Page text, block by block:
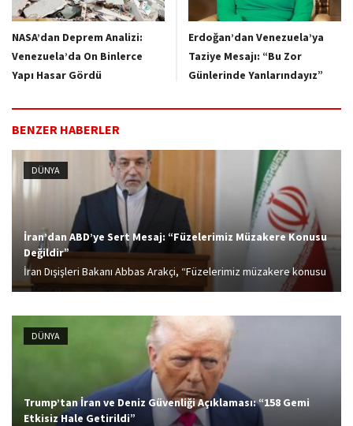
NASA’dan Deprem Analizi:
Venezuela’da On Binlerce
Yapı Hasar Gördü
Erdoğan’dan Venezuela’ya
Taziye Mesajı: “Bu Zor
Günlerinde Yanlarındayız”
BENZER HABERLER
DÜNYA
İran’dan ABD’ye Sert Mesaj: “Füzelerimiz Müzakere Konusu
Değildir”
İran Dışişleri Bakanı Abbas Arakçi, “Füzelerimiz müzakere konusu
değildir ve olmayacaktır” dedi.
DÜNYA
Trump’tan İran ve Deniz Güvenliği Açıklaması: “158 Gemi
Etkisiz Hale Getirildi”